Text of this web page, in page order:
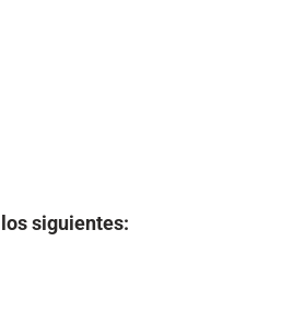
siguientes: